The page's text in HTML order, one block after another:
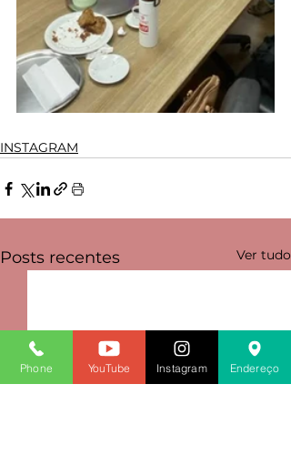
INSTAGRAM
Posts recentes Ver tudo
Phone YouTube Instagram Endereço